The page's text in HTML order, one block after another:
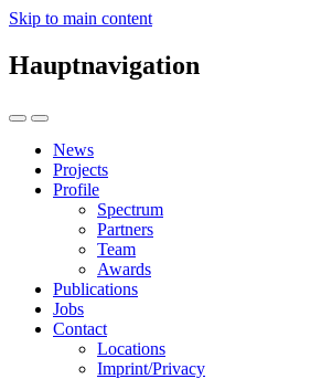
Skip to main content
Hauptnavigation
News
Projects
Profile
Spectrum
Partners
Team
Awards
Publications
Jobs
Contact
Locations
Imprint/Privacy